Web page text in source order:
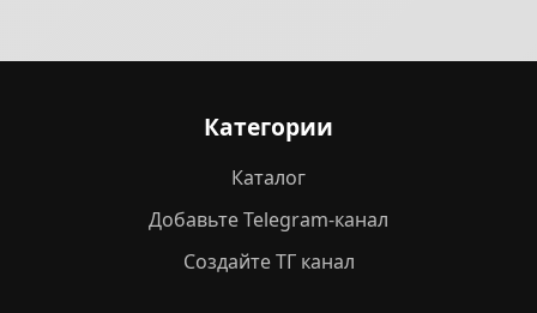
Категории
Каталог
Добавьте Telegram-канал
Создайте ТГ канал